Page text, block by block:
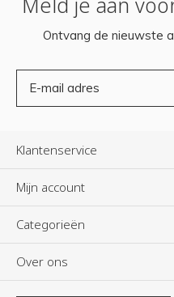
Ontvang de nieuwste
Klantenservice
Mijn account
Categorieën
Over ons